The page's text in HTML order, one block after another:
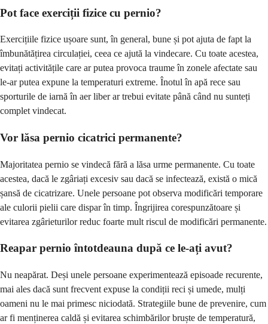
Pot face exerciții fizice cu pernio?
Exercițiile fizice ușoare sunt, în general, bune și pot ajuta de fapt la
îmbunătățirea circulației, ceea ce ajută la vindecare. Cu toate acestea,
evitați activitățile care ar putea provoca traume în zonele afectate sau
le-ar putea expune la temperaturi extreme. Înotul în apă rece sau
sporturile de iarnă în aer liber ar trebui evitate până când nu sunteți
complet vindecat.
Vor lăsa pernio cicatrici permanente?
Majoritatea pernio se vindecă fără a lăsa urme permanente. Cu toate
acestea, dacă le zgâriați excesiv sau dacă se infectează, există o mică
șansă de cicatrizare. Unele persoane pot observa modificări temporare
ale culorii pielii care dispar în timp. Îngrijirea corespunzătoare și
evitarea zgârieturilor reduc foarte mult riscul de modificări permanente.
Reapar pernio întotdeauna după ce le-ați avut?
Nu neapărat. Deși unele persoane experimentează episoade recurente,
mai ales dacă sunt frecvent expuse la condiții reci și umede, mulți
oameni nu le mai primesc niciodată. Strategiile bune de prevenire, cum
ar fi menținerea caldă și evitarea schimbărilor bruște de temperatură,